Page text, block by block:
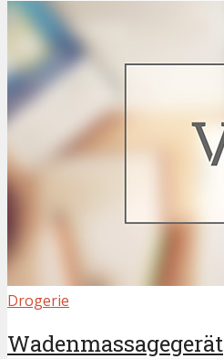
Drogerie
Wadenmassagegerät